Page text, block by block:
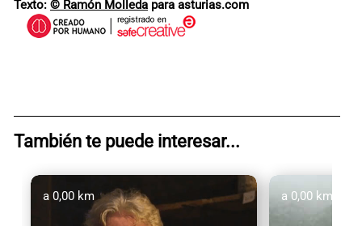
Texto: © Ramón Molleda para asturias.com
También te puede interesar...
a 0,00 km a 0,00 km